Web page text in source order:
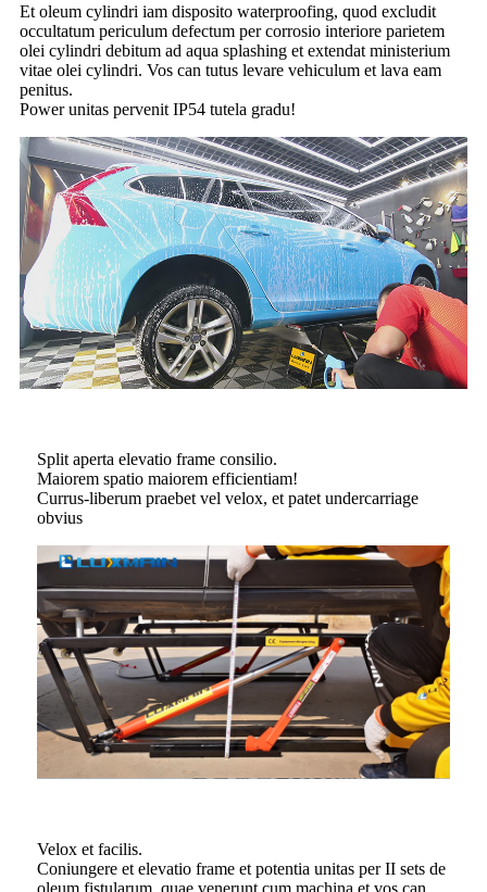
Et oleum cylindri iam disposito waterproofing, quod excludit
occultatum periculum defectum per corrosio interiore parietem
olei cylindri debitum ad aqua splashing et extendat ministerium
vitae olei cylindri. Vos can tutus levare vehiculum et lava eam
penitus.
Power unitas pervenit IP54 tutela gradu!
Split aperta elevatio frame consilio.
Maiorem spatio maiorem efficientiam!
Currus-liberum praebet vel velox, et patet undercarriage
obvius
Velox et facilis.
Coniungere et elevatio frame et potentia unitas per II sets de